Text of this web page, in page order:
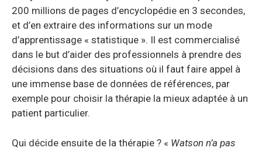
200 millions de pages d’encyclopédie en 3 secondes,
et d’en extraire des informations sur un mode
d’apprentissage « statistique ». Il est commercialisé
dans le but d’aider des professionnels à prendre des
décisions dans des situations où il faut faire appel à
une immense base de données de références, par
exemple pour choisir la thérapie la mieux adaptée à un
patient particulier.
Qui décide ensuite de la thérapie ? « Watson n’a pas